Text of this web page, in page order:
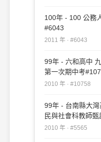
100年 - 100 公務
#6043
2011 年 · #6043
99年 - 六和高中 九十九 學年度
第一次期中考
2010 年 · #10758
99年 - 台南縣大
民與社會科教師
2010 年 · #5565